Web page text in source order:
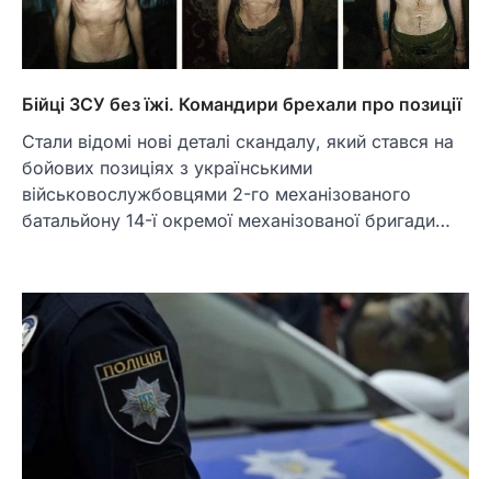
Бійці ЗСУ без їжі. Командири брехали про позиції
Стали відомі нові деталі скандалу, який стався на
бойових позиціях з українськими
військовослужбовцями 2-го механізованого
батальйону 14-ї окремої механізованої бригади…